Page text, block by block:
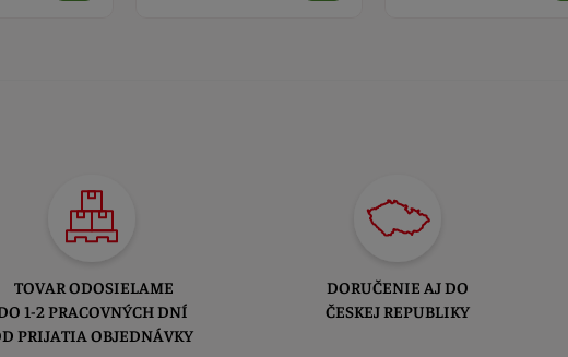
TOVAR ODOSIELAME
1-2 PRACOVNÝCH DNÍ
PRIJATIA OBJEDNÁVKY
DORUČENIE AJ DO
ČESKEJ REPUBLIKY